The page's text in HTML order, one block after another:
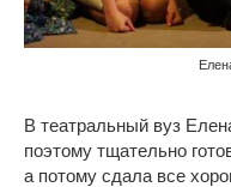
В театральный вуз
поэтому тщательно
а потому сдала все